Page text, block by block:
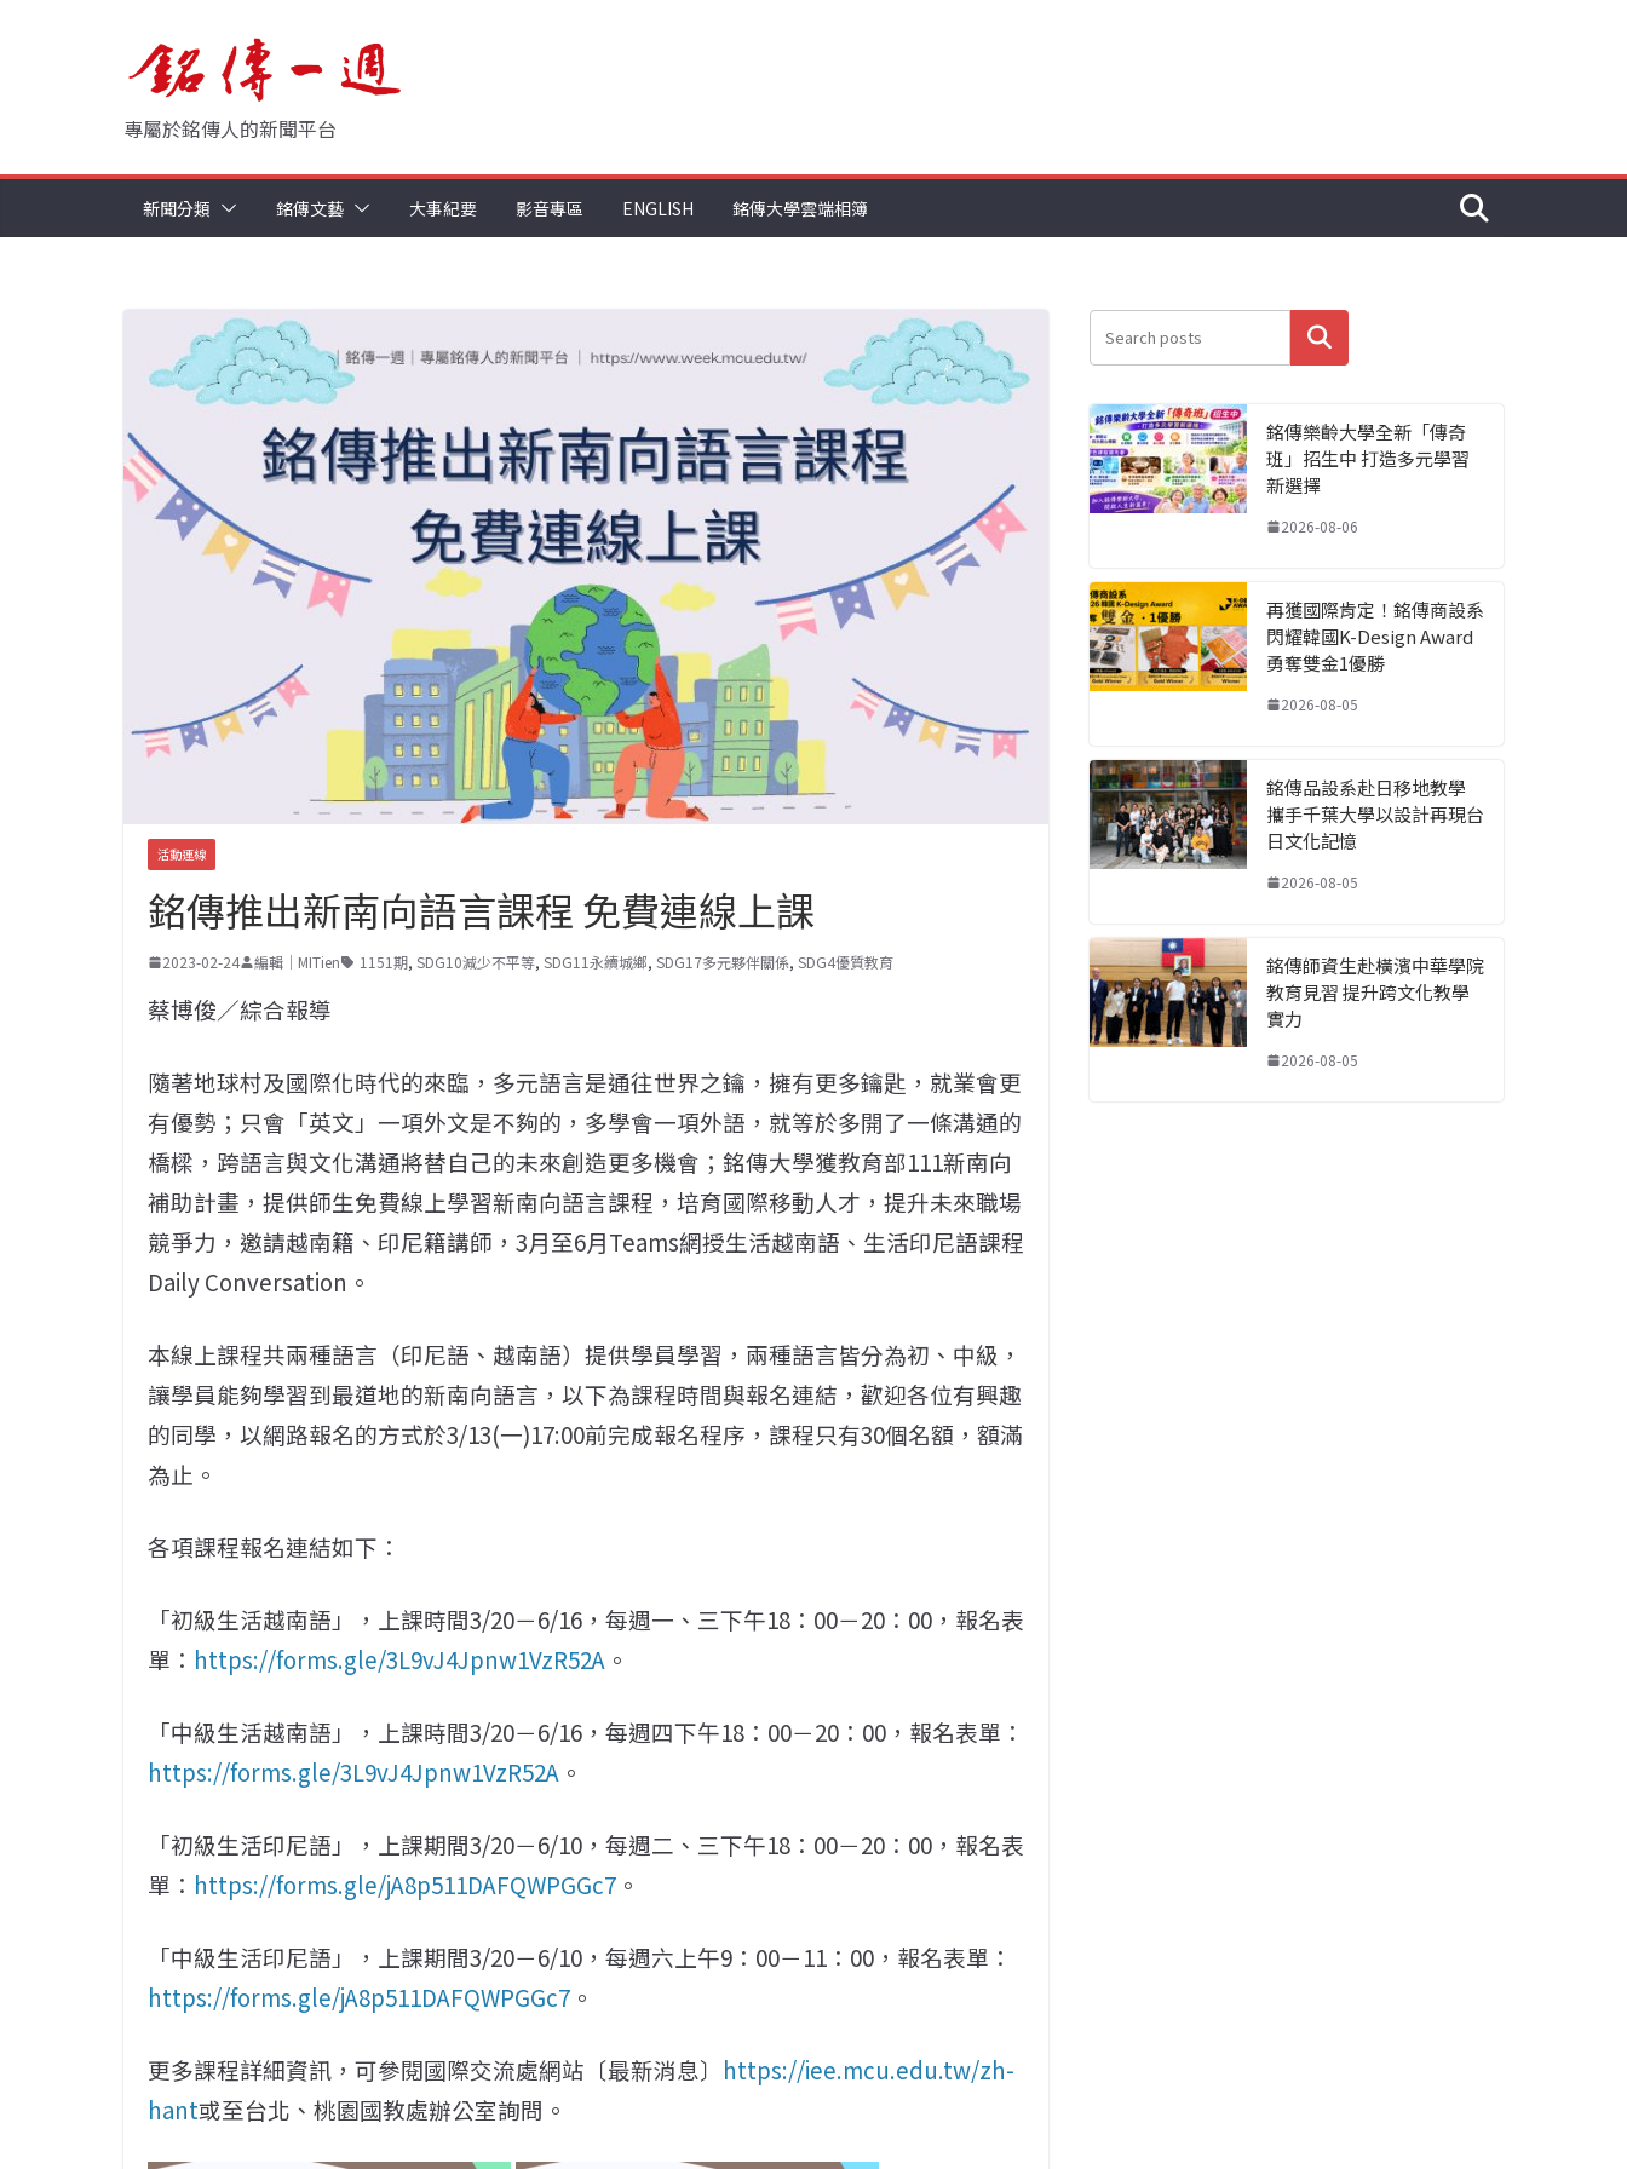
專屬於銘傳人的新聞平台
新聞分類 銘傳文藝 大事紀要 影音專區 ENGLISH 銘傳大學雲端相簿
活動連線
銘傳推出新南向語言課程 免費連線上課
2023-02-24 編輯｜MITien 1151期, SDG10減少不平等, SDG11永續城鄉, SDG17多元夥伴關係, SDG4優質教育
蔡博俊／綜合報導
隨著地球村及國際化時代的來臨，多元語言是通往世界之鑰，擁有更多鑰匙，就業會更
有優勢；只會「英文」一項外文是不夠的，多學會一項外語，就等於多開了一條溝通的
橋樑，跨語言與文化溝通將替自己的未來創造更多機會；銘傳大學獲教育部111新南向
補助計畫，提供師生免費線上學習新南向語言課程，培育國際移動人才，提升未來職場
競爭力，邀請越南籍、印尼籍講師，3月至6月Teams網授生活越南語、生活印尼語課程
Daily Conversation。
本線上課程共兩種語言（印尼語、越南語）提供學員學習，兩種語言皆分為初、中級，
讓學員能夠學習到最道地的新南向語言，以下為課程時間與報名連結，歡迎各位有興趣
的同學，以網路報名的方式於3/13(一)17:00前完成報名程序，課程只有30個名額，額滿
為止。
各項課程報名連結如下：
「初級生活越南語」，上課時間3/20－6/16，每週一、三下午18：00－20：00，報名表
單： https://forms.gle/3L9vJ4Jpnw1VzR52A 。
「中級生活越南語」，上課時間3/20－6/16，每週四下午18：00－20：00，報名表單：
https://forms.gle/3L9vJ4Jpnw1VzR52A 。
「初級生活印尼語」，上課期間3/20－6/10，每週二、三下午18：00－20：00，報名表
單： https://forms.gle/jA8p511DAFQWPGGc7 。
「中級生活印尼語」，上課期間3/20－6/10，每週六上午9：00－11：00，報名表單：
https://forms.gle/jA8p511DAFQWPGGc7 。
更多課程詳細資訊，可參閱國際交流處網站〔最新消息〕 https://iee.mcu.edu.tw/zh-
hant或至台北、桃園國教處辦公室詢問。
搜尋
銘傳樂齡大學全新「傳奇
班」招生中 打造多元學習
新選擇
2026-08-06
再獲國際肯定！銘傳商設系
閃耀韓國K-Design Award
勇奪雙金1優勝
2026-08-05
銘傳品設系赴日移地教學
攜手千葉大學以設計再現台
日文化記憶
2026-08-05
銘傳師資生赴橫濱中華學院
教育見習 提升跨文化教學
實力
2026-08-05